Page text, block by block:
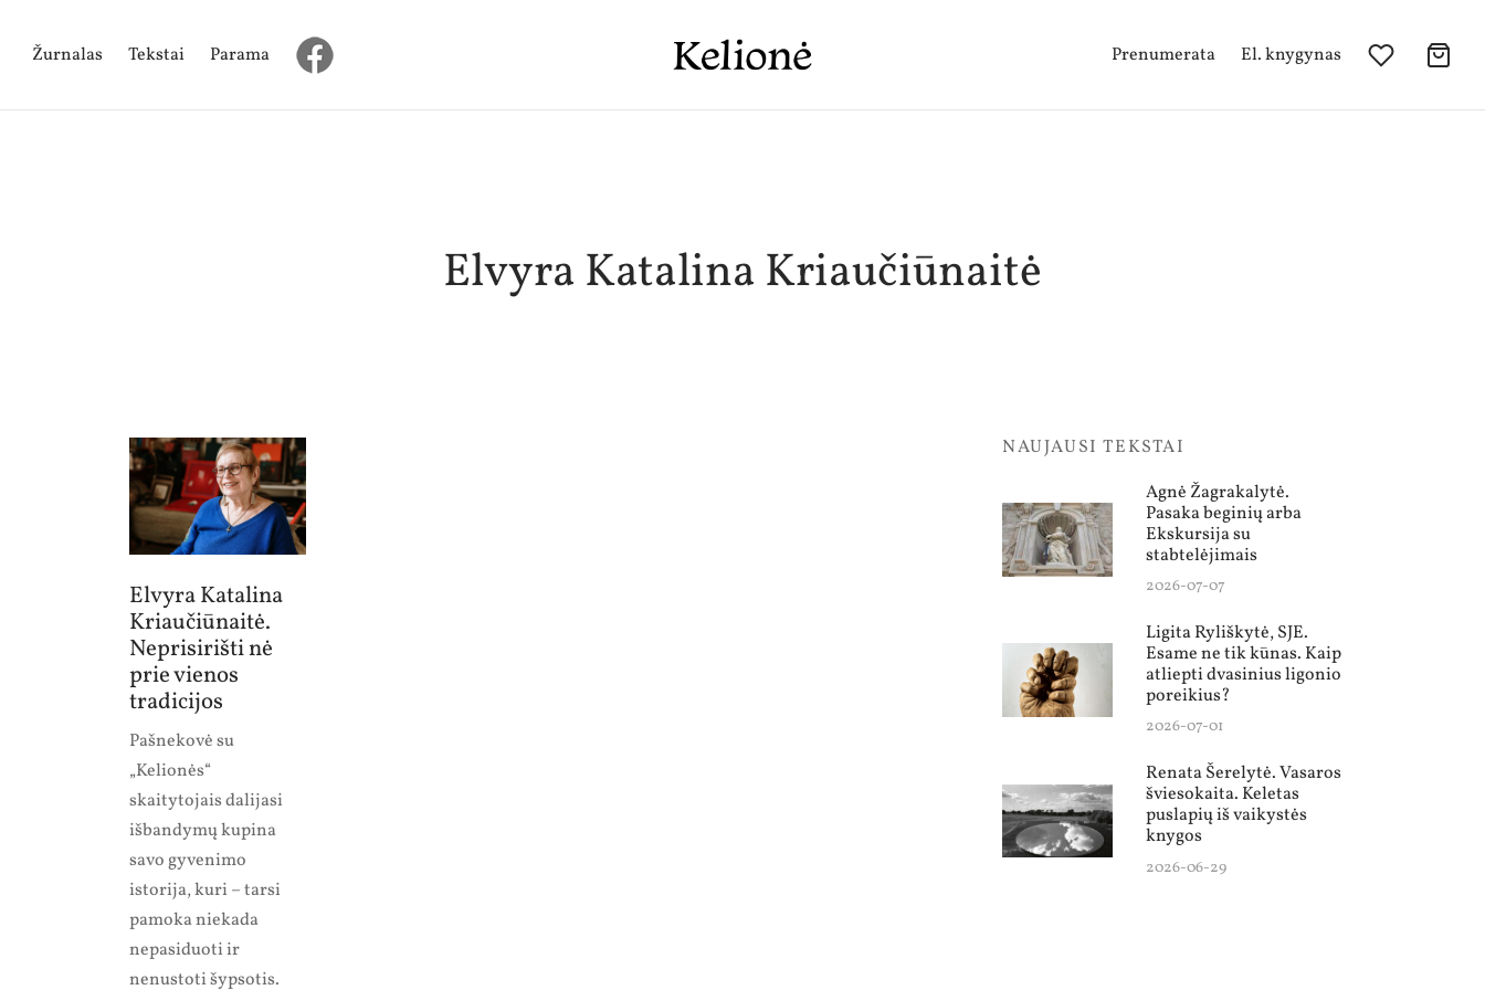
Žurnalas Tekstai Parama Prenumerata El. knygynas
Elvyra Katalina Kriaučiūnaitė
Elvyra Katalina
Kriaučiūnaitė.
Neprisirišti nė
prie vienos
tradicijos
Pašnekovė su
„Kelionės“
skaitytojais dalijasi
išbandymų kupina
savo gyvenimo
istorija, kuri – tarsi
pamoka niekada
nepasiduoti ir
nenustoti šypsotis.
NAUJAUSI TEKSTAI
Agnė Žagrakalytė.
Pasaka beginių arba
Ekskursija su
stabtelėjimais
2026-07-07
Ligita Ryliškytė, SJE.
Esame ne tik kūnas. Kaip
atliepti dvasinius ligonio
poreikius?
2026-07-01
Renata Šerelytė. Vasaros
šviesokaita. Keletas
puslapių iš vaikystės
knygos
2026-06-29